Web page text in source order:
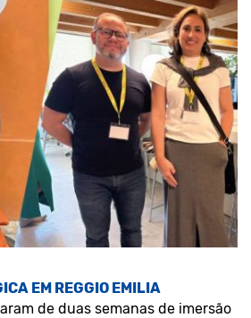
EM REGGIO EMILIA
de duas semanas de imersão